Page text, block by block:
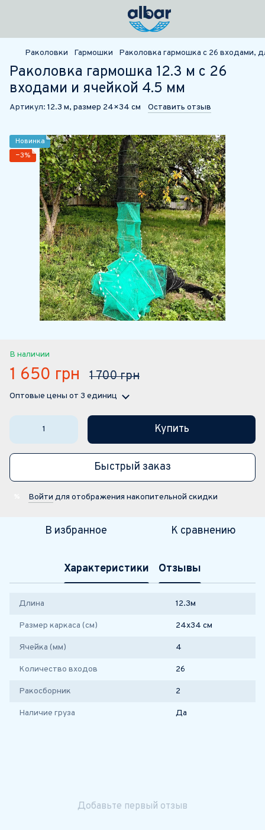
Раколовки Гармошки Раколовка гармошка с 26 входами,
Раколовка гармошка 12.3 м с 26
входами и ячейкой 4.5 мм
Артикул: 12.3 м, размер 24×34 см Оставить отзыв
Новинка
−3%
В наличии
1 650 грн 1 700 грн
Оптовые цены от 3 единиц
Купить
Быстрый заказ
Войти для отображения накопительной скидки
В избранное К сравнению
Характеристики Отзывы
Длина 12.3м
Размер каркаса (см) 24х34 см
Ячейка (мм) 4
Количество входов 26
Ракосборник 2
Наличие груза Да
Добавьте первый отзыв